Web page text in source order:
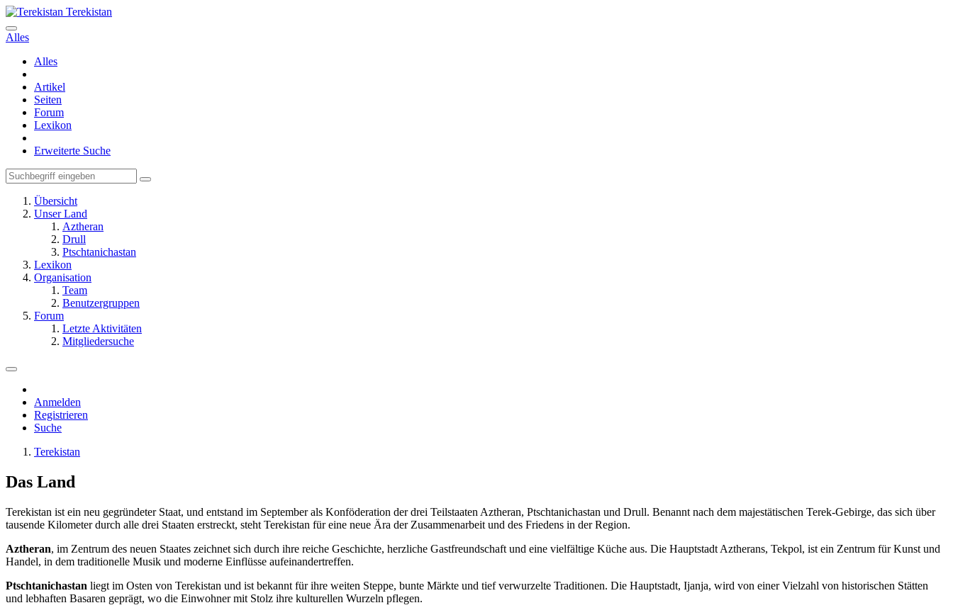
Terekistan
Alles
Alles
Artikel
Seiten
Forum
Lexikon
Erweiterte Suche
Übersicht
Unser Land
Aztheran
Drull
Ptschtanichastan
Lexikon
Organisation
Team
Benutzergruppen
Forum
Letzte Aktivitäten
Mitgliedersuche
Anmelden
Registrieren
Suche
Terekistan
Das Land
Terekistan ist ein neu gegründeter Staat, und entstand im September als Konföderation der drei Teilstaaten Aztheran, Ptschtanichastan und Drull. Benannt nach dem majestätischen Terek-Gebirge, das sich über
tausende Kilometer durch alle drei Staaten erstreckt, steht Terekistan für eine neue Ära der Zusammenarbeit und des Friedens in der Region.
Aztheran, im Zentrum des neuen Staates zeichnet sich durch ihre reiche Geschichte, herzliche Gastfreundschaft und eine vielfältige Küche aus. Die Hauptstadt Aztherans, Tekpol, ist ein Zentrum für Kunst und
Handel, in dem traditionelle Musik und moderne Einflüsse aufeinandertreffen.
Ptschtanichastan liegt im Osten von Terekistan und ist bekannt für ihre weiten Steppe, bunte Märkte und tief verwurzelte Traditionen. Die Hauptstadt, Ijanja, wird von einer Vielzahl von historischen Stätten
und lebhaften Basaren geprägt, wo die Einwohner mit Stolz ihre kulturellen Wurzeln pflegen.